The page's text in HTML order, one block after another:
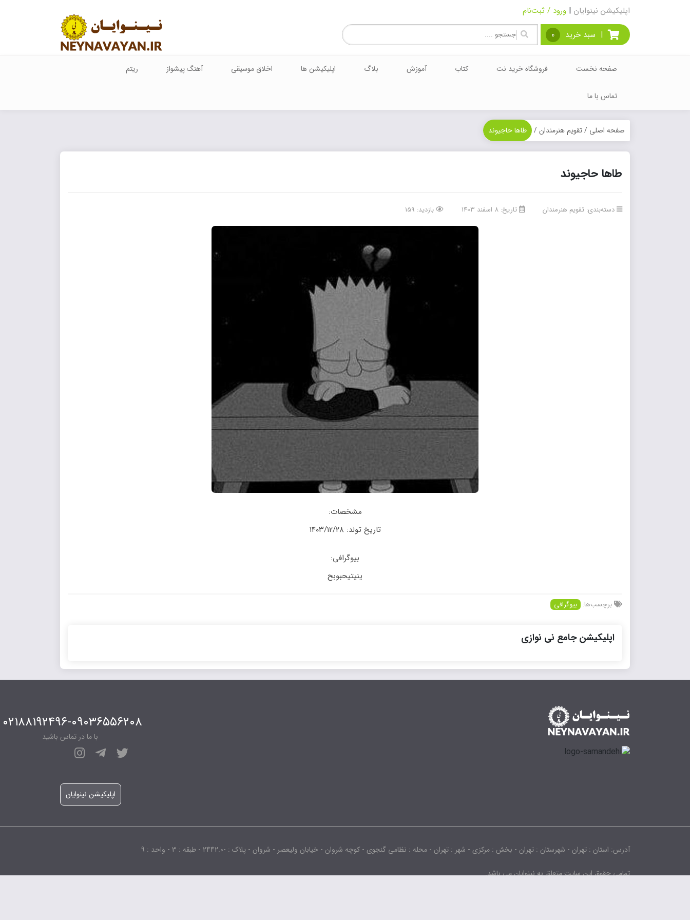
اپلیکیشن نینوایان | ورود / ثبت‌نام
| سبد خرید 0
صفحه نخست فروشگاه خرید نت کتاب آموزش بلاگ اپلیکیشن ها اخلاق موسیقی آهنگ پیشواز ریتم
تماس با ما
صفحه اصلی /تقویم هنرمندان/ طاها حاجیوند
طاها حاجیوند
دسته‌بندی: تقویم هنرمندان تاریخ: 8 اسفند 1403 بازدید: 159
مشخصات:
تاریخ تولد: ۱۴۰۳/۱۲/۲۸
بیوگرافی:
ینیتیحبوبح
برچسب‌ها: بیوگرافی
اپلیکیشن جامع نی نوازی
۰۲۱۸۸۱۹۲۴۹۶-۰۹۰۳۶۵۵۶۲۰۸
با ما در تماس باشید
اپلیکیشن نینوایان
آدرس: استان : تهران - شهرستان : تهران - بخش : مرکزی - شهر : تهران - محله : نظامی گنجوی - کوچه شروان - خیابان ولیعصر - شروان - پلاک : -2442.0 - طبقه : 3 - واحد : 9
تمامی حقوق این سایت متعلق به نینوایان می باشد.